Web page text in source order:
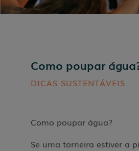
Como poupar
DICAS SUSTENTÁVEIS
Como poupar água?
Se uma torneira estiver a